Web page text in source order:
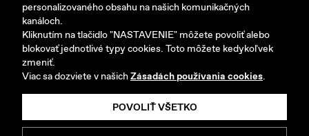
Copyright © 2026 AB MOTORS SK s.r.o. Všetky práva
vyhradené.
Picabo.cz, a.s.
personalizovaného obsahu na našich komunikačných
kanáloch.
Kliknutím na tlačidlo "NASTAVENIE" môžete povoliť alebo
blokovať jednotlivé typy cookies. Toto môžete kedykoľvek
zmeniť.
Viac sa dozviete v našichZásadách používania cookies.
POVOLIŤ VŠETKO